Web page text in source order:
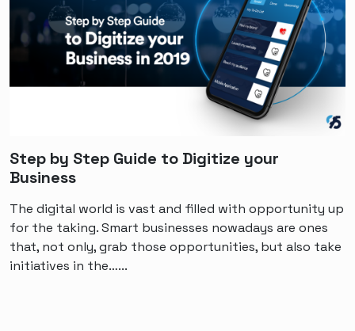
Step by Step Guide to Digitize your
Business
The digital world is vast and filled with opportunity up
for the taking. Smart businesses nowadays are ones
that, not only, grab those opportunities, but also take
initiatives in the…...